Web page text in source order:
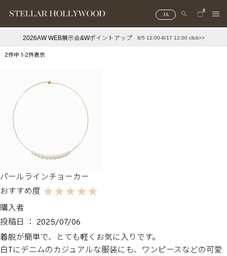
JA
0
2026AW WEB展示会&Wポイントアップ 8/5 12:00-8/17 12:00 click>>
2件中 1-2件表示
パールラインチョーカー
購入者
投稿日
2025/07/06
着脱が簡単で、とても軽くお気に入りです。
白Tにデニムのカジュアルな服装にも、ワンピースなどの可愛